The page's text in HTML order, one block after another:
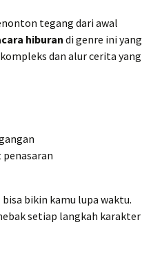
tegang dari awal
hiburandi genre ini yang
dan alur cerita yang
bikin kamu lupa waktu.
setiap langkah karakter